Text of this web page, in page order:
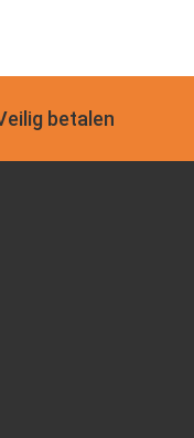
betalen